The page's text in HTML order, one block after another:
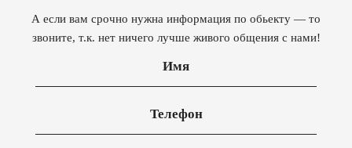
А если вам срочно нужна информация по обьекту — то
звоните, т.к. нет ничего лучше живого общения с нами!